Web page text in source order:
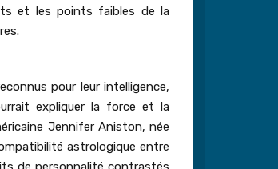
et les points faibles de la
pour leur intelligence,
expliquer la force et la
Jennifer Aniston, née
astrologique entre